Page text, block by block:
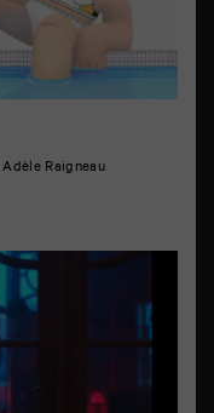
Raigneau